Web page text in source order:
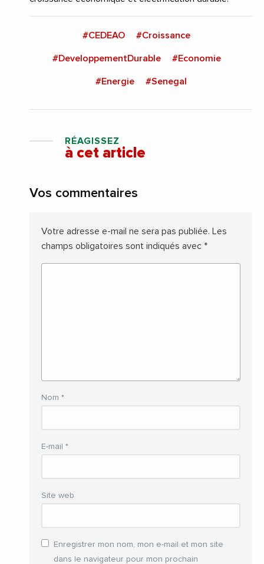
#CEDEAO #Croissance
#DeveloppementDurable #Economie
#Energie #Senegal
RÉAGISSEZ
à cet article
Vos commentaires
Votre adresse e-mail ne sera pas publiée. Les
champs obligatoires sont indiqués avec *
Nom *
E-mail *
Site web
Enregistrer mon nom, mon e-mail et mon site
dans le navigateur pour mon prochain